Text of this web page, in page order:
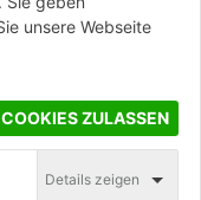
unsere Webseite
COOKIES ZULASSEN
Details zeigen